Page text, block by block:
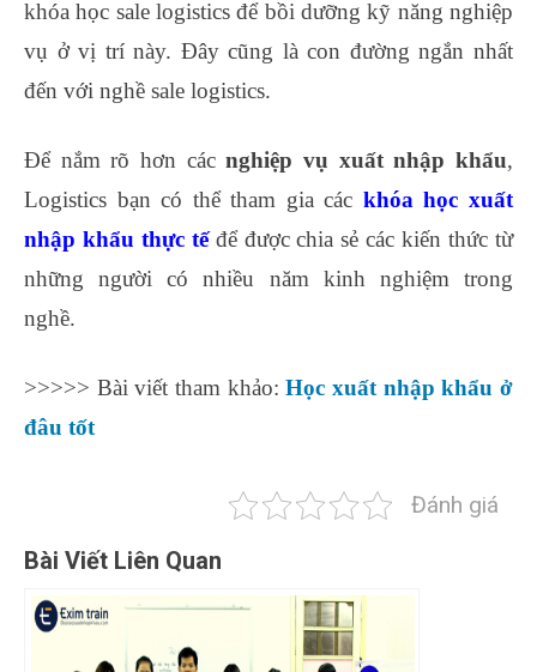
khóa học sale logistics để bồi dưỡng kỹ năng nghiệp
vụ ở vị trí này. Đây cũng là con đường ngắn nhất
đến với nghề sale logistics.
Để nắm rõ hơn cácnghiệp vụ xuất nhập khẩu,
Logistics bạn có thể tham gia các khóa học xuất
nhập khẩu thực tếđể được chia sẻ các kiến thức từ
những người có nhiều năm kinh nghiệm trong
nghề.
>>>>> Bài viết tham khảo:Học xuất nhập khẩu ở
đâu tốt
Đánh giá
Bài Viết Liên Quan